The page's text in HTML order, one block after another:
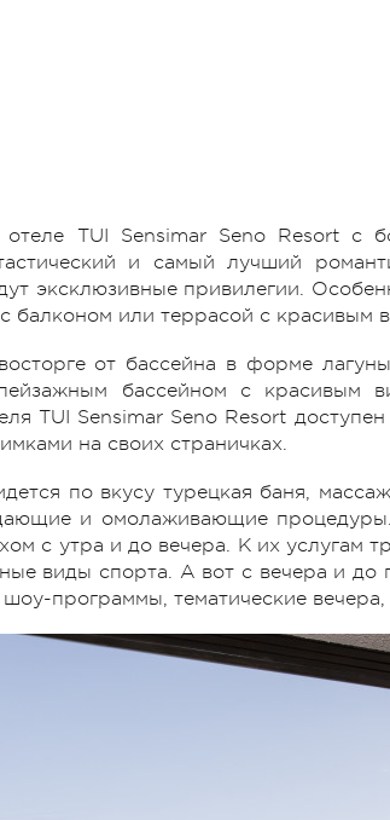
TUI Sensimar Seno Resort с
и самый лучший
эксклюзивные привилегии.
балконом или террасой с красивым
от бассейна в форме
бассейном с красивым
TUI Sensimar Seno Resort
на своих страничках.
по вкусу турецкая баня,
и омолаживающие
с утра и до вечера. К их услугам
виды спорта. А вот с вечера и до
шоу-программы, тематические